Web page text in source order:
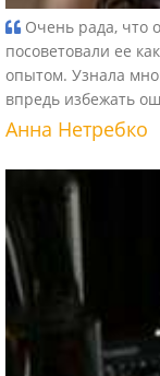
Очень рада, что
посоветовали ее
опытом. Узнала
впредь избежать
Анна Нетребко